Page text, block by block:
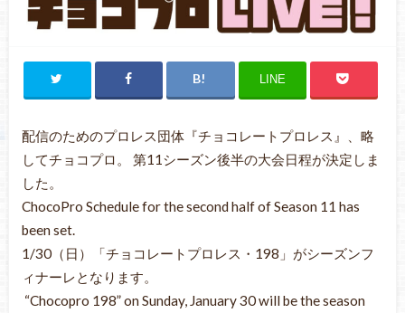
LINE
配信のためのプロレス団体『チョコレートプロレス』、略
してチョコプロ。 第11シーズン後半の大会日程が決定しま
した。
ChocoPro Schedule for the second half of Season 11 has
been set.
1/30（日）「チョコレートプロレス・198」がシーズンフ
ィナーレとなります。
“Chocopro 198” on Sunday, January 30 will be the season